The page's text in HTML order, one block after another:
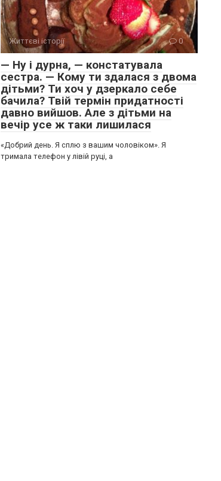
Життєві історії 0
— Ну і дурна, — констатувала
сестра. — Кому ти здалася з двома
дітьми? Ти хоч у дзеркало себе
бачила? Твій термін придатності
давно вийшов. Але з дітьми на
вечір усе ж таки лишилася
«Добрий день. Я сплю з вашим чоловіком». Я
тримала телефон у лівій руці, а